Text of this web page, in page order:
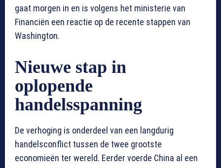
gaat morgen in en is volgens het ministerie van
Financiën een reactie op de recente stappen van
Washington.
Nieuwe stap in
oplopende
handelsspanning
De verhoging is onderdeel van een langdurig
handelsconflict tussen de twee grootste
economieën ter wereld. Eerder voerde China al een